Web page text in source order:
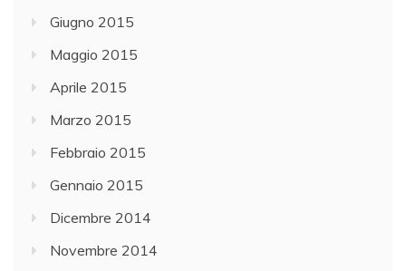
Giugno 2015
Maggio 2015
Aprile 2015
Marzo 2015
Febbraio 2015
Gennaio 2015
Dicembre 2014
Novembre 2014